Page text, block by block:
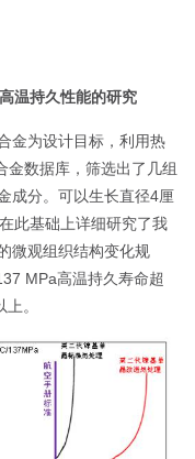
温持久性能的研究
金为设计目标，利用热
金数据库，筛选出了几组
成分。可以生长直径4厘
此基础上详细研究了我
微观组织结构变化规
MPa高温持久寿命超
。